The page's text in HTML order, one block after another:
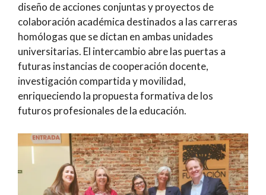
diseño de acciones conjuntas y proyectos de
colaboración académica destinados a las carreras
homólogas que se dictan en ambas unidades
universitarias. El intercambio abre las puertas a
futuras instancias de cooperación docente,
investigación compartida y movilidad,
enriqueciendo la propuesta formativa de los
futuros profesionales de la educación.